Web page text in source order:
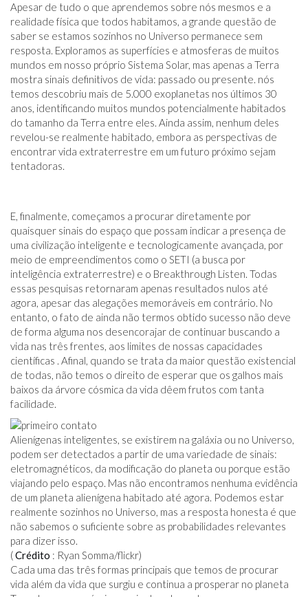
Apesar de tudo o que aprendemos sobre nós mesmos e a
realidade física que todos habitamos, a grande questão de
saber se estamos sozinhos no Universo permanece sem
resposta. Exploramos as superfícies e atmosferas de muitos
mundos em nosso próprio Sistema Solar, mas apenas a Terra
mostra sinais definitivos de vida: passado ou presente. nós
temos descobriu mais de 5.000 exoplanetas nos últimos 30
anos, identificando muitos mundos potencialmente habitados
do tamanho da Terra entre eles. Ainda assim, nenhum deles
revelou-se realmente habitado, embora as perspectivas de
encontrar vida extraterrestre em um futuro próximo sejam
tentadoras.
E, finalmente, começamos a procurar diretamente por
quaisquer sinais do espaço que possam indicar a presença de
uma civilização inteligente e tecnologicamente avançada, por
meio de empreendimentos como o SETI (a busca por
inteligência extraterrestre) e o Breakthrough Listen. Todas
essas pesquisas retornaram apenas resultados nulos até
agora, apesar das alegações memoráveis ​​em contrário. No
entanto, o fato de ainda não termos obtido sucesso não deve
de forma alguma nos desencorajar de continuar buscando a
vida nas três frentes, aos limites de nossas capacidades
científicas . Afinal, quando se trata da maior questão existencial
de todas, não temos o direito de esperar que os galhos mais
baixos da árvore cósmica da vida dêem frutos com tanta
facilidade.
Alienígenas inteligentes, se existirem na galáxia ou no Universo,
podem ser detectados a partir de uma variedade de sinais:
eletromagnéticos, da modificação do planeta ou porque estão
viajando pelo espaço. Mas não encontramos nenhuma evidência
de um planeta alienígena habitado até agora. Podemos estar
realmente sozinhos no Universo, mas a resposta honesta é que
não sabemos o suficiente sobre as probabilidades relevantes
para dizer isso.
(Crédito : Ryan Somma/flickr)
Cada uma das três formas principais que temos de procurar
vida além da vida que surgiu e continua a prosperar no planeta